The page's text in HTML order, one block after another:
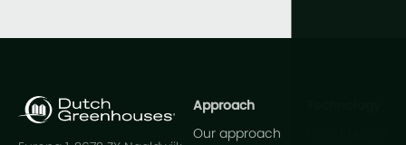
Approach
Our approach